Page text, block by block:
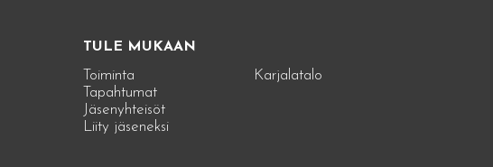
TULE MUKAAN
Toiminta
Tapahtumat
Jäsenyhteisöt
Liity jäseneksi
Karjalatalo